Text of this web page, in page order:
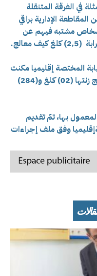
في الفرقة المتنقلة
الإدارية براقي
المنصرم، من توقيف 04 أشخاص مشتبه فيهم عن
معالج.
المختصة إقليميا مكنت
من ضبط :- كمية من الكيف المعالج زنتها (02) كلغ و(284)
بها، تمّ تقديم
وفق ملف إجراءات